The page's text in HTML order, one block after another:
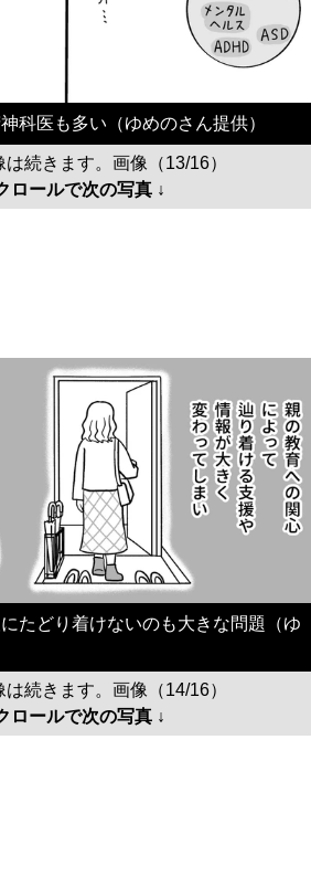
科医も多い（ゆめのさん提供）
は続きます。画像（13/16）
ロールで次の写真 ↓
たどり着けないのも大きな問題（ゆ
は続きます。画像（14/16）
ロールで次の写真 ↓